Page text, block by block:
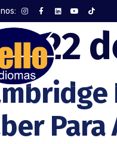
22
Para